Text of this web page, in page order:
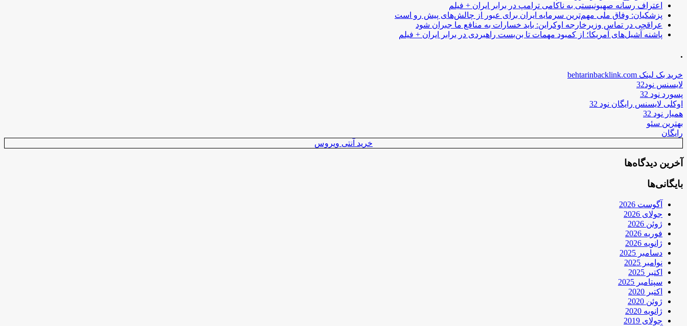
اعتراف رسانه صهیونیستی به ناکامی ترامپ در برابر ایران + فیلم
پزشکیان: وفاق ملی مهم‌ترین سرمایه ایران برای عبور از چالش‌های پیش رو است
عراقچی در تماس وزیرخارجه اوکراین: باید خسارات به منافع ما جبران شود
پاشنه آشیل‌های آمریکا؛ از کمبود مهمات تا بن‌بست راهبردی در برابر ایران + فیلم
.
خرید بک لینک behtarinbacklink.com
لایسنس نود32
پسورد نود 32
اوکلی لایسنس رایگان نود 32
همیار نود 32
بهترین سئو
رایگان
خرید آنتی ویروس
آخرین دیدگاه‌ها
بایگانی‌ها
آگوست 2026
جولای 2026
ژوئن 2026
فوریه 2026
ژانویه 2026
دسامبر 2025
نوامبر 2025
اکتبر 2025
سپتامبر 2025
اکتبر 2020
ژوئن 2020
ژانویه 2020
جولای 2019